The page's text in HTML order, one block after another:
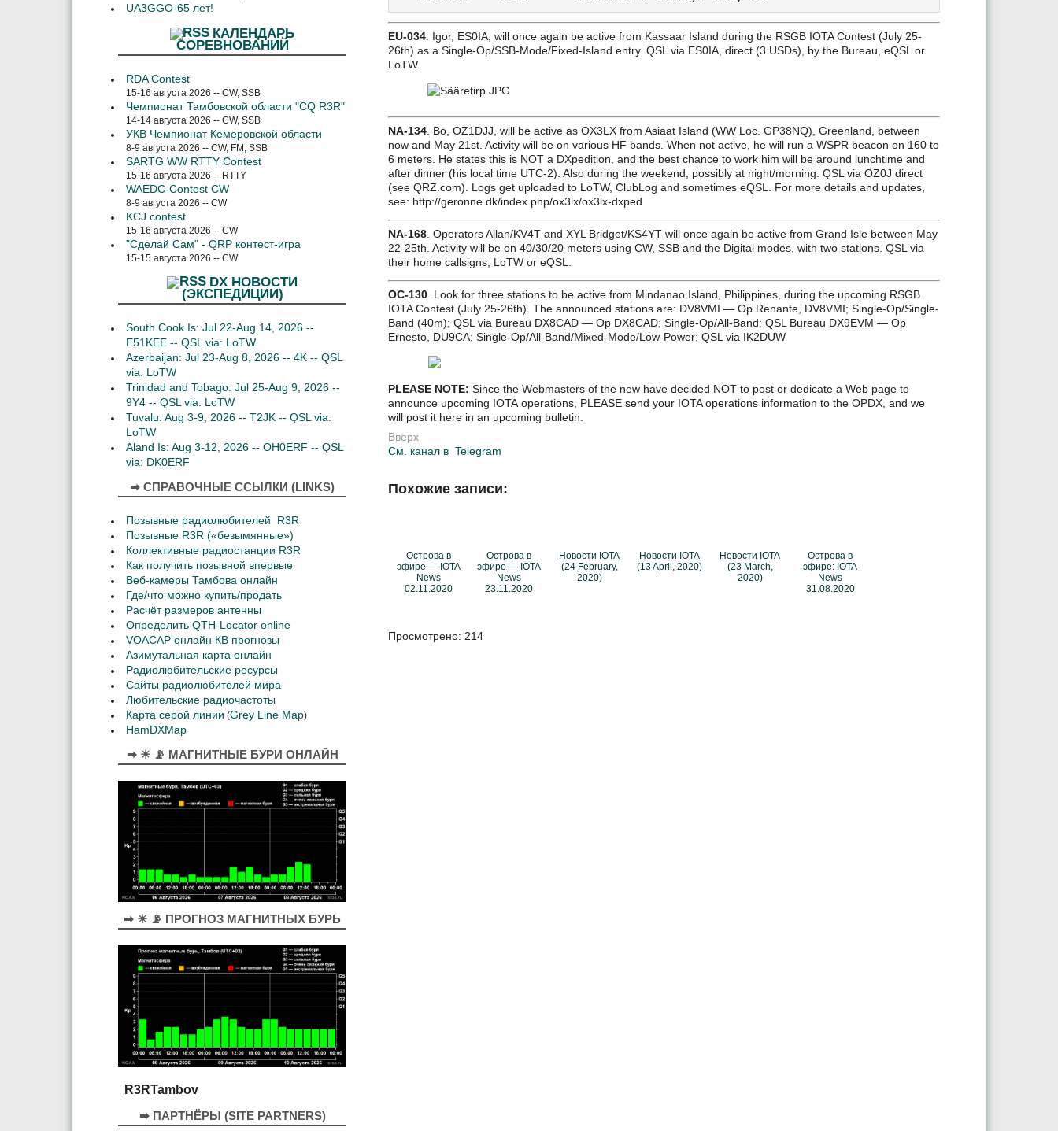
EU-034 . Igor, ES0IA, will once again be active from Kassaar Island during the RSGB IOTA Contest (July 25-
26th) as a Single-Op/SSB-Mode/Fixed-Island entry. QSL via ES0IA, direct (3 USDs), by the Bureau, eQSL or
LoTW.
NA-134 . Bo, OZ1DJJ, will be active as OX3LX from Asiaat Island (WW Loc. GP38NQ), Greenland, between
now and May 21st. Activity will be on various HF bands. When not active, he will run a WSPR beacon on 160 to
6 meters. He states this is NOT a DXpedition, and the best chance to work him will be around lunchtime and
after dinner (his local time UTC-2). Also during the weekend, possibly at night/morning. QSL via OZ0J direct
(see QRZ.com). Logs get uploaded to LoTW, ClubLog and sometimes eQSL. For more details and updates,
see: http://geronne.dk/index.php/ox3lx/ox3lx-dxped
NA-168 . Operators Allan/KV4T and XYL Bridget/KS4YT will once again be active from Grand Isle between May
22-25th. Activity will be on 40/30/20 meters using CW, SSB and the Digital modes, with two stations. QSL via
their home callsigns, LoTW or eQSL.
OC-130 . Look for three stations to be active from Mindanao Island, Philippines, during the upcoming RSGB
IOTA Contest (July 25-26th). The announced stations are: DV8VMI — Op Renante, DV8VMI; Single-Op/Single-
Band (40m); QSL via Bureau DX8CAD — Op DX8CAD; Single-Op/All-Band; QSL Bureau DX9EVM — Op
Ernesto, DU9CA; Single-Op/All-Band/Mixed-Mode/Low-Power; QSL via IK2DUW
PLEASE NOTE: Since the Webmasters of the new have decided NOT to post or dedicate a Web page to
announce upcoming IOTA operations, PLEASE send your IOTA operations information to the OPDX, and we
will post it here in an upcoming bulletin.
Вверх
См. канал в Telegram
Похожие записи:
Острова в
эфире — IOTA
News
02.11.2020
Острова в
эфире — IOTA
News
23.11.2020
Новости IOTA
(24 February,
2020)
Новости IOTA
(13 April, 2020)
Новости IOTA
(23 March,
2020)
Острова в
эфире: IOTA
News
31.08.2020
Просмотрено:214
UA3GGO-65 лет!
КАЛЕНДАРЬ
СОРЕВНОВАНИЙ
RDA Contest
15-16 августа 2026 -- CW, SSB
Чемпионат Тамбовской области "CQ R3R"
14-14 августа 2026 -- CW, SSB
УКВ Чемпионат Кемеровской области
8-9 августа 2026 -- CW, FM, SSB
SARTG WW RTTY Contest
15-16 августа 2026 -- RTTY
WAEDC-Contest CW
8-9 августа 2026 -- CW
KCJ contest
15-16 августа 2026 -- CW
"Сделай Сам" - QRP контест-игра
15-15 августа 2026 -- CW
DX НОВОСТИ
(ЭКСПЕДИЦИИ)
South Cook Is: Jul 22-Aug 14, 2026 --
E51KEE -- QSL via: LoTW
Azerbaijan: Jul 23-Aug 8, 2026 -- 4K -- QSL
via: LoTW
Trinidad and Tobago: Jul 25-Aug 9, 2026 --
9Y4 -- QSL via: LoTW
Tuvalu: Aug 3-9, 2026 -- T2JK -- QSL via:
LoTW
Aland Is: Aug 3-12, 2026 -- OH0ERF -- QSL
via: DK0ERF
➡ СПРАВОЧНЫЕ ССЫЛКИ (LINKS)
Позывные радиолюбителей R3R
Позывные R3R («безымянные»)
Коллективные радиостанции R3R
Как получить позывной впервые
Веб-камеры Тамбова онлайн
Где/что можно купить/продать
Расчёт размеров антенны
Определить QTH-Locator online
VOACAP онлайн КВ прогнозы
Азимутальная карта онлайн
Радиолюбительские ресурсы
Сайты радиолюбителей мира
Любительские радиочастоты
Карта серой линии (Grey Line Map)
HamDXMap
➡ ☀ 📡 МАГНИТНЫЕ БУРИ ОНЛАЙН
➡ ☀ 📡 ПРОГНОЗ МАГНИТНЫХ БУРЬ
R3RTambov
➡ ПАРТНЁРЫ (SITE PARTNERS)